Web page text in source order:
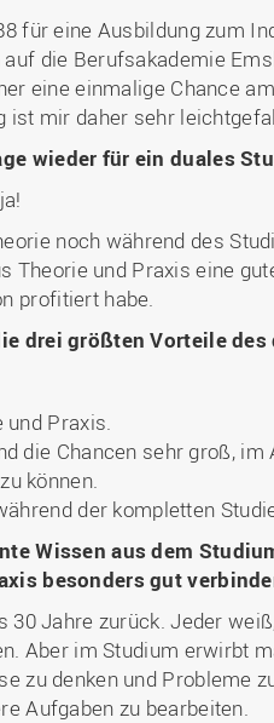
für eine Ausbildung zum
die Berufsakademie
eine einmalige Chance
ist mir daher sehr
wieder für ein duales
noch während des
Theorie und Praxis eine
profitiert habe.
drei größten Vorteile
und Praxis.
die Chancen sehr groß,
können.
der kompletten
Wissen aus dem
besonders gut
30 Jahre zurück. Jeder
Aber im Studium erwirbt
zu denken und Probleme
Aufgaben zu bearbeiten.